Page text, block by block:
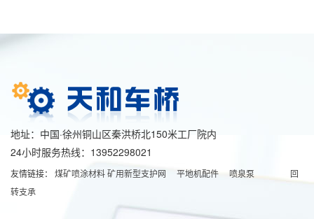
地址：中国·徐州铜山区秦洪桥北150米工厂院内
24小时服务热线：13952298021
友情链接： 煤矿喷涂材料矿用新型支护网 平地机配件 喷泉泵
回
转支承